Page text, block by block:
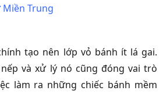
Trung
tạo nên lớp vỏ bánh ít lá gai.
và xử lý nó cũng đóng vai trò
làm ra những chiếc bánh mềm